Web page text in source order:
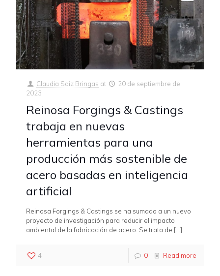
Claudia Saiz Bringas at
20 de septiembre de
2023
Reinosa Forgings & Castings
trabaja en nuevas
herramientas para una
producción más sostenible de
acero basadas en inteligencia
artificial
Reinosa Forgings & Castings se ha sumado a un nuevo
proyecto de investigación para reducir el impacto
ambiental de la fabricación de acero. Se trata de […]
4 0 Read more